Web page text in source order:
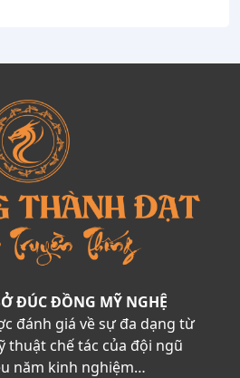
ĐÚC ĐỒNG MỸ NGHỆ
đánh giá về sự đa dạng từ
thuật chế tác của đội ngũ
năm kinh nghiệm…